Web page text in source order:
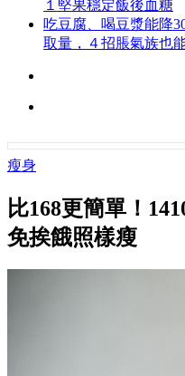
１堅果穩定飯後血糖
吃豆腐、喝豆漿能降
取量，４招脹氣族也
瘦身
比168更簡單！
免挨餓照樣瘦